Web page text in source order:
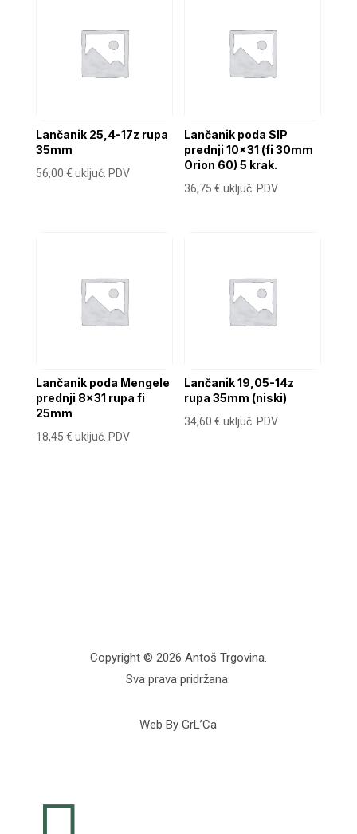
Lančanik 25,4-17z rupa
35mm
56,00 € uključ. PDV
Lančanik poda SIP
prednji 10×31 (fi 30mm
Orion 60) 5 krak.
36,75€ uključ. PDV
Lančanik poda Mengele
prednji 8×31 rupa fi
25mm
18,45 € uključ. PDV
Lančanik 19,05-14z
rupa 35mm (niski)
34,60€ uključ. PDV
Copyright © 2026 Antoš Trgovina.
Sva prava pridržana.
Web By GrL’Ca